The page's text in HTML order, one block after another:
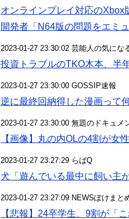
オンラインプレイ対応の
開発者「N64版の問題をエミ
2023-01-27 23:30:02 芸能人の気にな
投資トラブルのTKO木本、半
2023-01-27 23:30:00 GOSSIP速報
逆に最終回納得した漫画って
2023-01-27 23:30:00 無題のドキュメ
【画像】丸の内OLの4割が女
2023-01-27 23:27:29 らばQ
犬「遊んでいる最中に飼い主
2023-01-27 23:27:09 NEWSぽけまと
【悲報】24卒学生、9割が「